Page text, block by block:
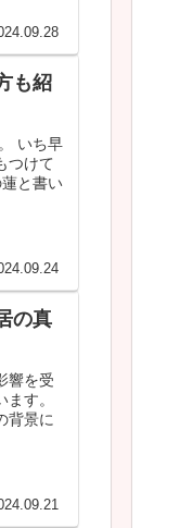
も紹
いち早
つけて
と書い
の真
響を受
す。
背景に